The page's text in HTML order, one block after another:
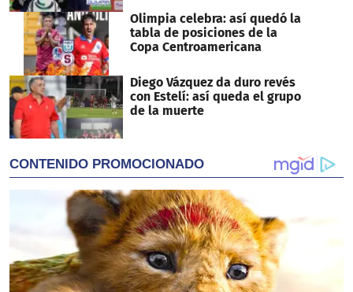
Olimpia celebra: así quedó la
tabla de posiciones de la
Copa Centroamericana
Diego Vázquez da duro revés
con Estelí: así queda el grupo
de la muerte